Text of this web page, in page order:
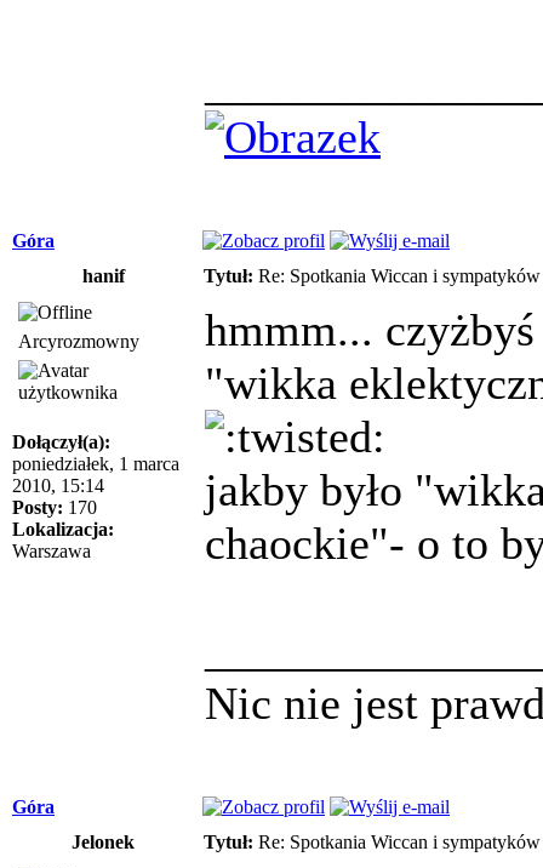
Góra
hanif
Tytuł: Re: Spotkania Wiccan i
Arcyrozmowny
Dołączył(a):
poniedziałek, 1 marca
2010, 15:14
Posty: 170
Lokalizacja:
Warszawa
hmmm...
"wikka
jakby było
chaockie"- o to
Nic nie jest
Góra
Jelonek
Tytuł: Re: Spotkania Wiccan i